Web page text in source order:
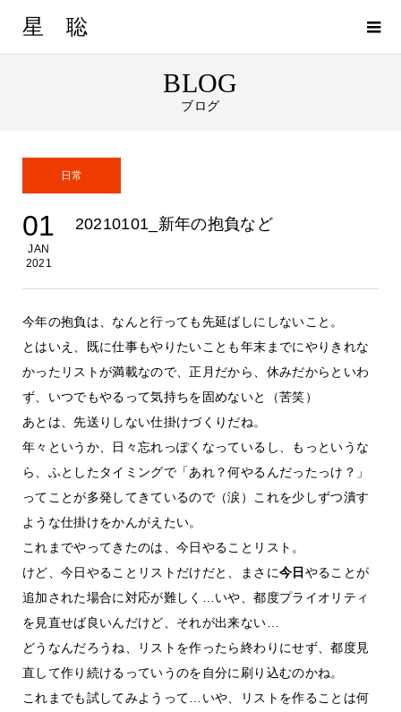
星 聡
BLOG
ブログ
日常
01
JAN
2021
20210101_新年の抱負など
今年の抱負は、なんと行っても先延ばしにしないこと。
とはいえ、既に仕事もやりたいことも年末までにやりきれな
かったリストが満載なので、正月だから、休みだからといわ
ず、いつでもやるって気持ちを固めないと（苦笑）
あとは、先送りしない仕掛けづくりだね。
年々というか、日々忘れっぽくなっているし、もっというな
ら、ふとしたタイミングで「あれ？何やるんだったっけ？」
ってことが多発してきているので（涙）これを少しずつ潰す
ような仕掛けをかんがえたい。
これまでやってきたのは、今日やることリスト。
けど、今日やることリストだけだと、まさに今日 やることが
追加された場合に対応が難しく…いや、都度プライオリティ
を見直せば良いんだけど、それが出来ない…
どうなんだろうね、リストを作ったら終わりにせず、都度見
直して作り続けるっていうのを自分に刷り込むのかね。
これまでも試してみようって…いや、リストを作ることは何